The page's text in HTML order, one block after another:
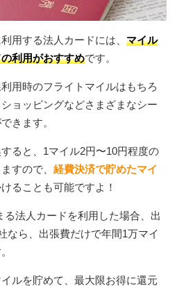
用する法人カードには、 マイル
利用がおすすめです。
用時のフライトマイルはもちろ
ョッピングなどさまざまなシー
きます。
ると、1マイル2円〜10円程度の
すので、 経費決済で貯めたマイ
ることも可能ですよ！
法人カードを利用した場合、出
なら、出張費だけで年間1万マイ
ルを貯めて、最大限お得に還元